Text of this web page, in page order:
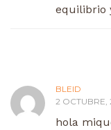
equilibrio
BLEID
2 OCTUBRE,
hola